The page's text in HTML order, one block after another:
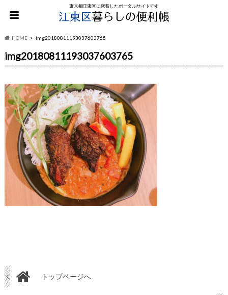
東京都江東区に密着したポータルサイトです
HOME img20180811193037603765
img20180811193037603765
トップページへ